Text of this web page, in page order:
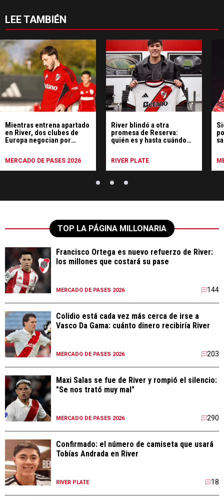
LEE TAMBIÉN
Mientras entrena apartado
en River, dos clubes de
Europa negocian por
MERCADO DE PASES 2026
River blindó a otra
promesa de Reserva:
quién es y hasta cuándo
RIVER PLATE
TOP LA PÁGINA MILLONARIA
Francisco Ortega es nuevo refuerzo de River:
los millones que costará su pase
MERCADO DE PASES 2026 144
Colidio está cada vez más cerca de irse a
Vasco Da Gama: cuánto dinero recibiría River
MERCADO DE PASES 2026 203
Maxi Salas se fue de River y rompió el silencio:
"Se nos trató muy mal"
MERCADO DE PASES 2026 290
Confirmado: el número de camiseta que usará
Tobías Andrada en River
RIVER PLATE 18